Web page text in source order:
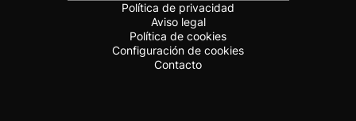
Política de privacidad
Aviso legal
Política de cookies
Configuración de cookies
Contacto